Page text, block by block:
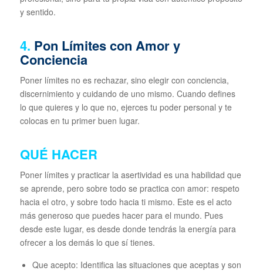
y sentido.
4. Pon Límites con Amor y
Conciencia
Poner límites no es rechazar, sino elegir con conciencia,
discernimiento y cuidando de uno mismo. Cuando defines
lo que quieres y lo que no, ejerces tu poder personal y te
colocas en tu primer buen lugar.
QUÉ HACER
Poner límites y practicar la asertividad es una habilidad que
se aprende, pero sobre todo se practica con amor: respeto
hacia el otro, y sobre todo hacia ti mismo. Este es el acto
más generoso que puedes hacer para el mundo. Pues
desde este lugar, es desde donde tendrás la energía para
ofrecer a los demás lo que sí tienes.
Que acepto: Identifica las situaciones que aceptas y son